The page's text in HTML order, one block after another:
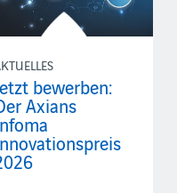
bewerben:
Axians